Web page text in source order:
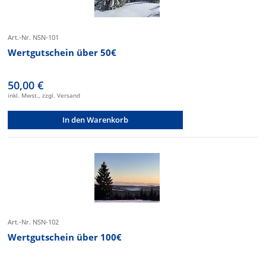
Art.-Nr. NSN-101
Wertgutschein über 50€
50,00 €
inkl. Mwst., zzgl. Versand
In den Warenkorb
Art.-Nr. NSN-102
Wertgutschein über 100€